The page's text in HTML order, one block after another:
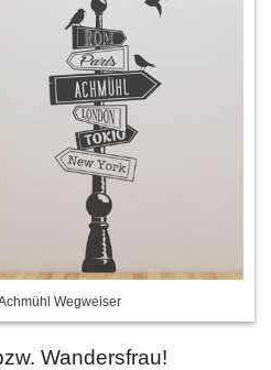
Wegweiser
Wandersfrau!